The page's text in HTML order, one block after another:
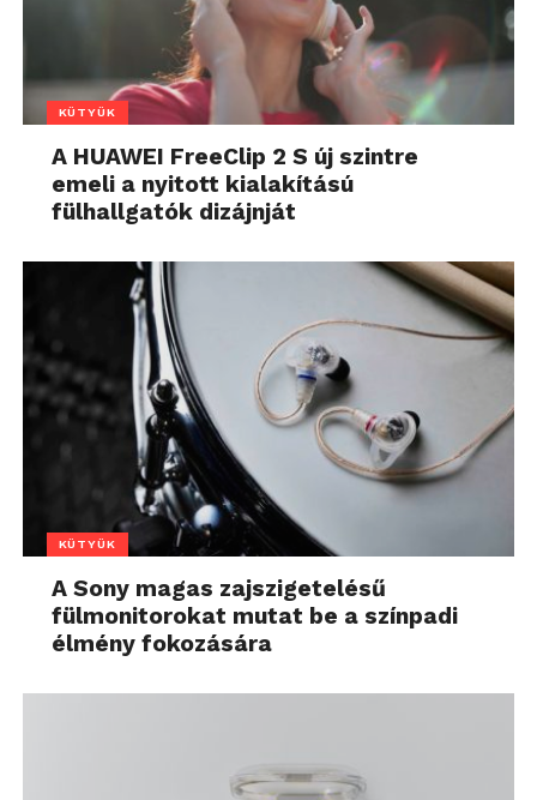
KÜTYÜK
A HUAWEI FreeClip 2 S új szintre
emeli a nyitott kialakítású
fülhallgatók dizájnját
KÜTYÜK
A Sony magas zajszigetelésű
fülmonitorokat mutat be a színpadi
élmény fokozására